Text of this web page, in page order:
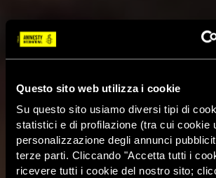
Questo sito web utilizza i cookie
Su questo sito usiamo diversi tipi di
statistici e di profilazione (tra cui cookie
personalizzazione degli annunci
terze parti. Cliccando "Accetta tutti i
ricevere tutti i cookie del nostro sito;